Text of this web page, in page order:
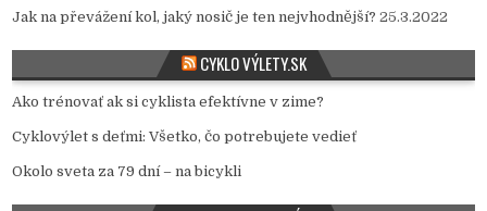
Jak na převážení kol, jaký nosič je ten nejvhodnější? 25.3.2022
CYKLO VÝLETY.SK
Ako trénovať ak si cyklista efektívne v zime?
Cyklovýlet s deťmi: Všetko, čo potrebujete vedieť
Okolo sveta za 79 dní – na bicykli